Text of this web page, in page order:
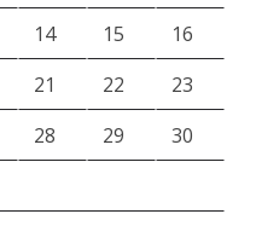
14 15
16
21 22
23
28 29
30